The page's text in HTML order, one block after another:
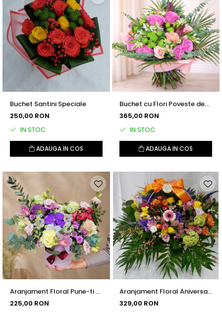
Buchet Santini Speciale
250,00 RON
IN STOC
ADAUGA IN COS
Buchet cu Flori Poveste de
Iarna
365,00 RON
IN STOC
ADAUGA IN COS
Aranjament Floral Pune-ti o
Dorinta
225,00 RON
Aranjament Floral Aniversar
de La Multi Ani
329,00 RON